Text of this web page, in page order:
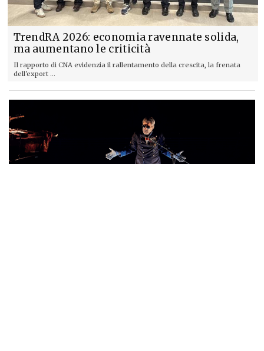
TrendRA 2026: economia ravennate solida,
ma aumentano le criticità
Il rapporto di CNA evidenzia il rallentamento della crescita, la frenata
dell'export ...